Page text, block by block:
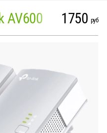
AV600 1750 руб